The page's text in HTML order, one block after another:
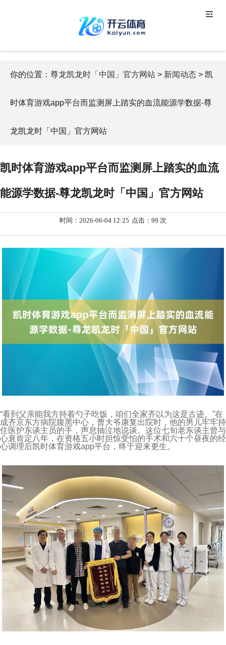
你的位置： 尊龙凯龙时「中国」官方网站 > 新闻动态 > 凯
时体育游戏app平台而监测屏上踏实的血流能源学数据-尊
龙凯龙时「中国」官方网站
凯时体育游戏app平台而监测屏上踏实的血流
能源学数据-尊龙凯龙时「中国」官方网站
时间：2026-06-04 12:25 点击：99 次
“看到父亲能我方持着勺子吃饭，咱们全家齐以为这是古迹。”在
成齐京东方病院腹黑中心，曹大爷康复出院时，他的男儿牢牢持
住医护东谈主员的手，声息抽泣地说谈。这位七旬老东谈主曾与
心衰肯定八年，在资格五小时担惊受怕的手术和六十个昼夜的经
心调理后凯时体育游戏app平台，终于迎来更生。